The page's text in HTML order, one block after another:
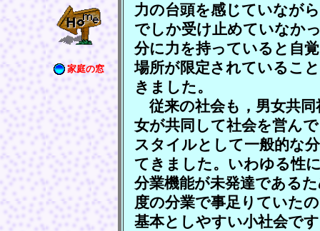
家庭の窓
力の台頭を感じていなが
でしか受け止めていなか
分に力を持っていると自
場所が限定されているこ
きました。
従来の社会も，男女共
女が共同して社会を営ん
スタイルとして一般的な
てきました。いわゆる性
分業機能が未発達である
度の分業で事足りていた
基本としやすい小社会で